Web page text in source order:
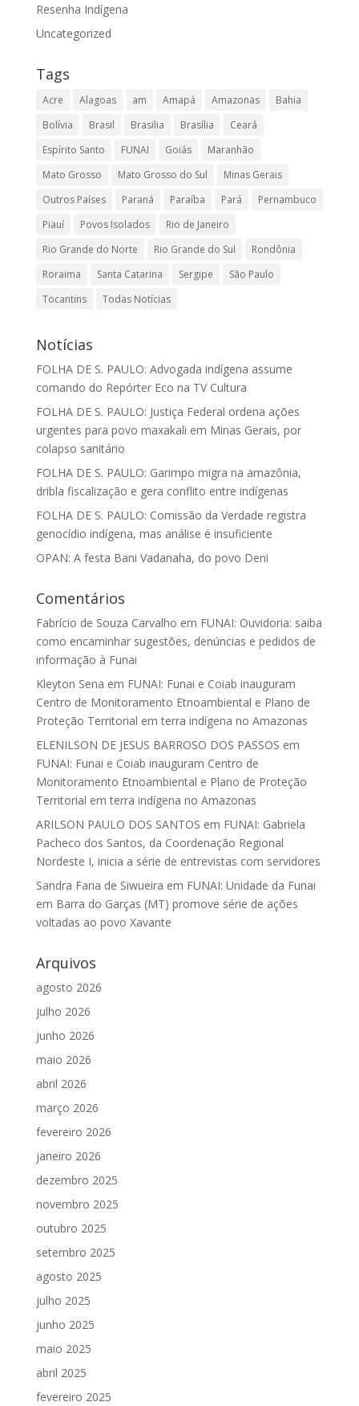
Resenha Indígena
Uncategorized
Tags
Acre Alagoas am Amapá Amazonas
Bahia
Bolívia
Brasil Brasilia Brasília
Ceará
Espírito Santo
FUNAI Goiás
Maranhão
Mato Grosso
Mato Grosso do Sul
Minas Gerais
Outros Países
Paraná Paraíba Pará
Pernambuco
Piauí
Povos Isolados
Rio de Janeiro
Rio Grande do Norte
Rio Grande do Sul
Rondônia
Roraima
Santa Catarina Sergipe
São Paulo
Tocantins
Todas Notícias
Notícias
FOLHA DE S. PAULO: Advogada indígena assume
comando do Repórter Eco na TV Cultura
FOLHA DE S. PAULO: Justiça Federal ordena ações
urgentes para povo maxakali em Minas Gerais, por
colapso sanitário
FOLHA DE S. PAULO: Garimpo migra na amazônia,
dribla fiscalização e gera conflito entre indígenas
FOLHA DE S. PAULO: Comissão da Verdade registra
genocídio indígena, mas análise é insuficiente
OPAN: A festa Bani Vadanaha, do povo Deni
Comentários
Fabrício de Souza Carvalho em FUNAI: Ouvidoria: saiba
como encaminhar sugestões, denúncias e pedidos de
informação à Funai
Kleyton Sena em FUNAI: Funai e Coiab inauguram
Centro de Monitoramento Etnoambiental e Plano de
Proteção Territorial em terra indígena no Amazonas
ELENILSON DE JESUS BARROSO DOS PASSOS em
FUNAI: Funai e Coiab inauguram Centro de
Monitoramento Etnoambiental e Plano de Proteção
Territorial em terra indígena no Amazonas
ARILSON PAULO DOS SANTOS em FUNAI: Gabriela
Pacheco dos Santos, da Coordenação Regional
Nordeste I, inicia a série de entrevistas com servidores
Sandra Faria de Siwueira em FUNAI: Unidade da Funai
em Barra do Garças (MT) promove série de ações
voltadas ao povo Xavante
Arquivos
agosto 2026
julho 2026
junho 2026
maio 2026
abril 2026
março 2026
fevereiro 2026
janeiro 2026
dezembro 2025
novembro 2025
outubro 2025
setembro 2025
agosto 2025
julho 2025
junho 2025
maio 2025
abril 2025
fevereiro 2025